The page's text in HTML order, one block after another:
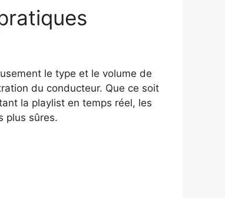
le type et le volume de
du conducteur. Que ce soit
la playlist en temps réel, les
plus sûres.